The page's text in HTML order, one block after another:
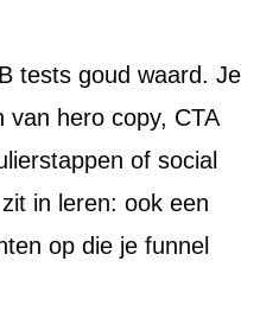
tests goud waard. Je
van hero copy, CTA
of social
in leren: ook een
op die je funnel